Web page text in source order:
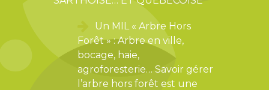
Un MIL « Arbre Hors
Forêt » : Arbre en ville,
bocage, haie,
agroforesterie… Savoir gérer
l’arbre hors forêt est une